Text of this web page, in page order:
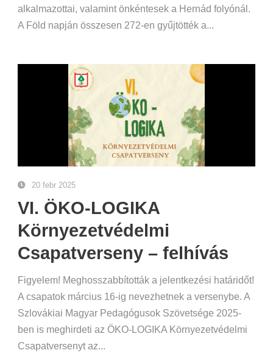
alkalmazottai, valamint önkéntesek a Hernád folyónál.
A Föld napján összesen 272-en gyűjtötték a...
20 febr 2025
VI. ÖKO-LOGIKA
Környezetvédelmi
Csapatverseny – felhívás
Figyelem! Meghosszabbították a jelentkezési határidőt!
A csapatok március 16-ig nevezhetnek a versenybe. A
Szlovákiai Magyar Pedagógusok Szövetsége 2025-
ben is meghirdeti az ÖKO-LOGIKA Környezetvédelmi
Csapatversenyt az...